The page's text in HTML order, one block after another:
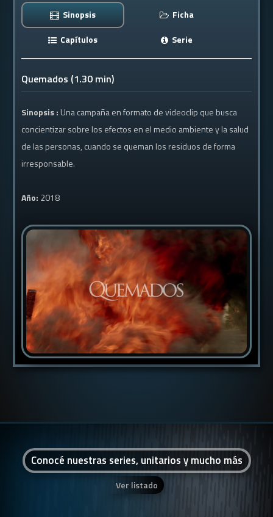
Sinopsis
Ficha
Capítulos
Serie
Quemados (1.30 min)
Sinopsis : Una campaña en formato de videoclip que busca
concientizar sobre los efectos en el medio ambiente y la salud
de las personas, cuando se queman los residuos de forma
irresponsable.
Año: 2018
Conocé nuestras series, unitarios y mucho más
Ver listado